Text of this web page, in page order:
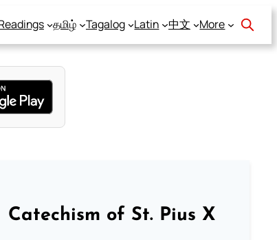
தமிழ் Tagalog Latin 中文 More
Catechism of St. Pius X